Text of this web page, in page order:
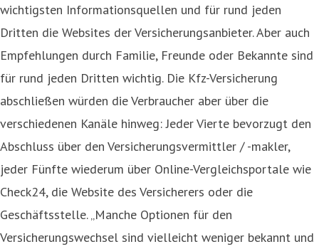
wichtigsten Informationsquellen und für rund jeden
Dritten die Websites der Versicherungsanbieter. Aber auch
Empfehlungen durch Familie, Freunde oder Bekannte sind
für rund jeden Dritten wichtig. Die Kfz-Versicherung
abschließen würden die Verbraucher aber über die
verschiedenen Kanäle hinweg: Jeder Vierte bevorzugt den
Abschluss über den Versicherungsvermittler / -makler,
jeder Fünfte wiederum über Online-Vergleichsportale wie
Check24, die Website des Versicherers oder die
Geschäftsstelle. „Manche Optionen für den
Versicherungswechsel sind vielleicht weniger bekannt und